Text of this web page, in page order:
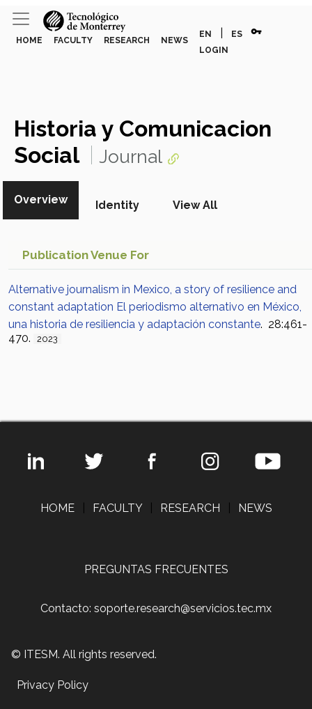
HOME FACULTY RESEARCH NEWS
EN ES vpn_key
LOGIN
Historia y Comunicacion
Social
Journal
Overview Identity View All
Publication Venue For
Alternative journalism in Mexico, a story of resilience and
constant adaptation El periodismo alternativo en México,
una historia de resiliencia y adaptación constante. 28:461-
470.
2023
HOME FACULTY RESEARCH NEWS
PREGUNTAS FRECUENTES
Contacto: soporte.research@servicios.tec.mx
© ITESM. All rights reserved.
Privacy Policy